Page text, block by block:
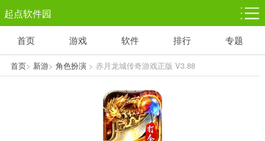
起点软件园
塔防游戏
1千+款游戏
休闲益智
1万+款游戏
体育竞技
5百+款游戏
赛车竞速
3百+款游戏
首页 游戏 软件 排行 专题
首页> 新游> 角色扮演> 赤月龙城传奇游戏正版 V3.88